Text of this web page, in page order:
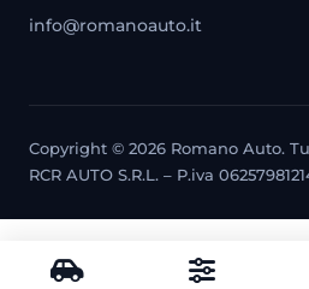
info@romanoauto.it
Copyright © 2026 Romano Auto.
RCR AUTO S.R.L. – P.iva